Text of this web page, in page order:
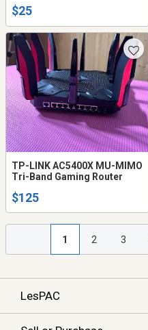
$25
TP-LINK AC5400X MU-MIMO
Tri-Band Gaming Router
$125
1 2 3
LesPAC